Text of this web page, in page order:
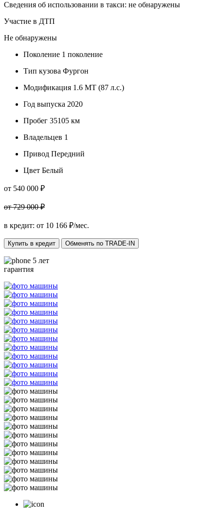
Сведения об использовании в такси: не обнаружены
Участие в ДТП
Не обнаружены
Поколение 1 поколение
Тип кузова Фургон
Модификация 1.6 MT (87 л.с.)
Год выпуска 2020
Пробег 35105 км
Владельцев 1
Привод Передний
Цвет Белый
от 540 000 ₽
от 729 000 ₽
в кредит: от 10 166 ₽/мес.
Купить в кредит Обменять по TRADE-IN
5 лет
гарантия